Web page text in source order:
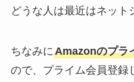
どうな人は最近はネット
ちなみにAmazonのプラ
ので、プライム会員登録